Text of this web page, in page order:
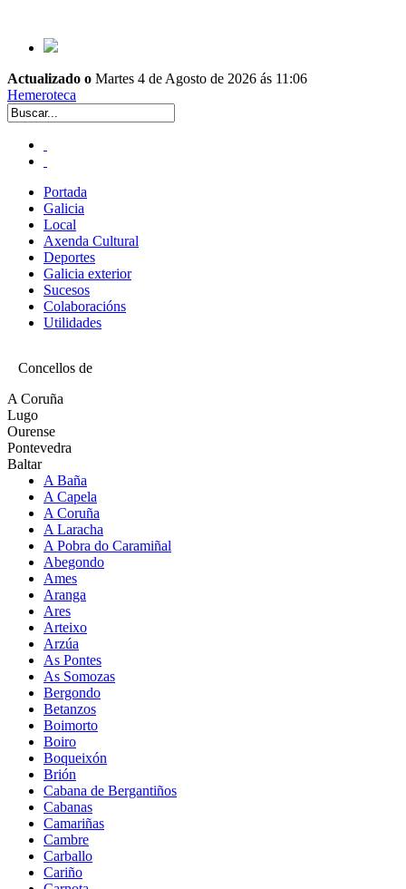
Actualizado o Martes 4 de Agosto de 2026 ás 11:06
Hemeroteca
Portada
Galicia
Local
Axenda Cultural
Deportes
Galicia exterior
Sucesos
Colaboracións
Utilidades
Concellos de
A Coruña
Lugo
Ourense
Pontevedra
Baltar
A Baña
A Capela
A Coruña
A Laracha
A Pobra do Caramiñal
Abegondo
Ames
Aranga
Ares
Arteixo
Arzúa
As Pontes
As Somozas
Bergondo
Betanzos
Boimorto
Boiro
Boqueixón
Brión
Cabana de Bergantiños
Cabanas
Camariñas
Cambre
Carballo
Cariño